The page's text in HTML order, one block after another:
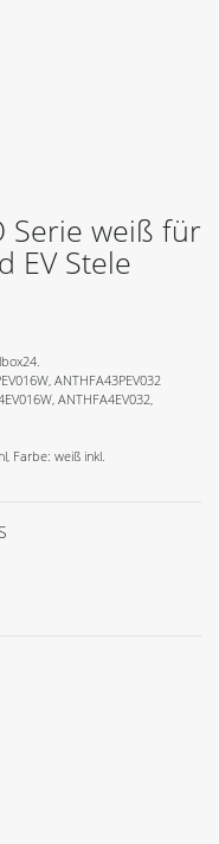
Serie weiß für
EV Stele
ANTHFA43PEV032
ANTHFA4EV032,
Farbe: weiß inkl.